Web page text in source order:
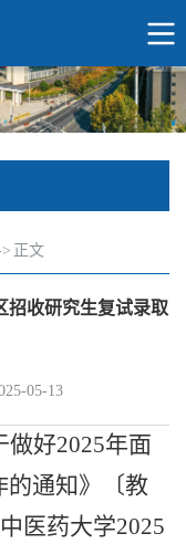
正文
招收研究生复试录取
05-13
做好2025年面
的通知》〔教
医药大学2025